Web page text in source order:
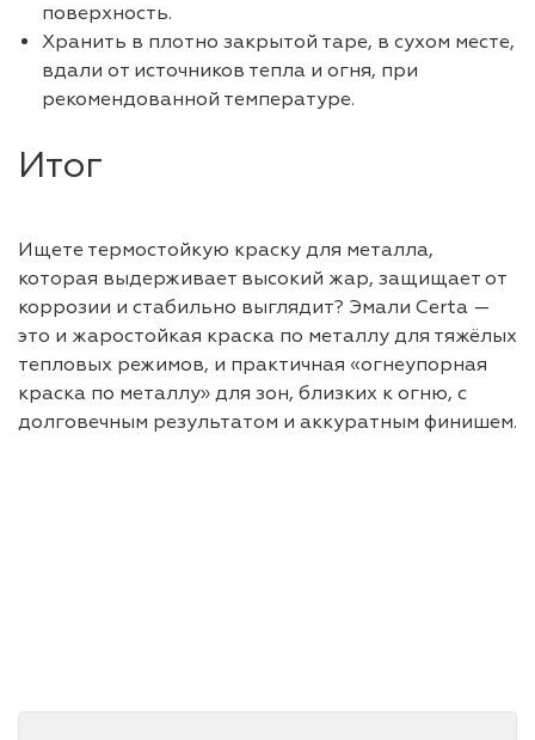
поверхность.
Хранить в плотно закрытой таре, в сухом месте,
вдали от источников тепла и огня, при
рекомендованной температуре.
Итог
Ищете термостойкую краску для металла,
которая выдерживает высокий жар, защищает от
коррозии и стабильно выглядит? Эмали Certa —
это и жаростойкая краска по металлу для тяжёлых
тепловых режимов, и практичная «огнеупорная
краска по металлу» для зон, близких к огню, с
долговечным результатом и аккуратным финишем.